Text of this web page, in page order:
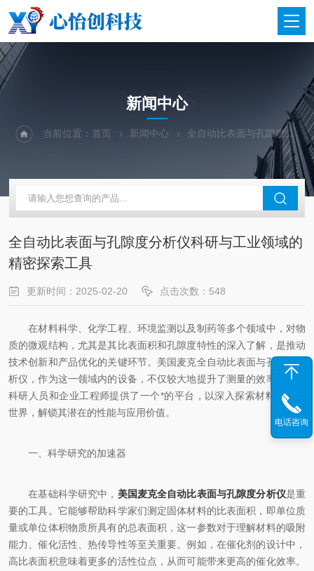
NEWS
新闻中心
当前位置：首页 新闻中心 全自动比表面与孔隙度分析仪科研与工业领域的精密探索工具
全自动比表面与孔隙度分析仪科研与工业领域的
精密探索工具
更新时间：2025-02-20 点击次数：548
在材料科学、化学工程、环境监测以及制药等多个领域中，对物
质的微观结构，尤其是其比表面积和孔隙度特性的深入了解，是推动
技术创新和产品优化的关键环节。美国麦克全自动比表面与孔隙度分
析仪，作为这一领域内的设备，不仅较大地提升了测量的效率，还为
科研人员和企业工程师提供了一个*的平台，以深入探索材料的微观
世界，解锁其潜在的性能与应用价值。
一、科学研究的加速器
在基础科学研究中， 美国麦克全自动比表面与孔隙度分析仪是重
要的工具。它能够帮助科学家们测定固体材料的比表面积，即单位质
量或单位体积物质所具有的总表面积，这一参数对于理解材料的吸附
能力、催化活性、热传导性等至关重要。例如，在催化剂的设计中，
高比表面积意味着更多的活性位点，从而可能带来更高的催化效率。
电话咨询